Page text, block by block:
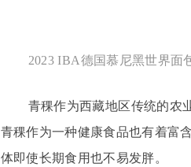
2023 IBA德国慕尼黑世界面
青稞作为西藏地区传统的农
青稞作为一种健康食品也有着富
体即使长期食用也不易发胖。